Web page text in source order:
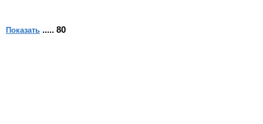
Показать ..... 80